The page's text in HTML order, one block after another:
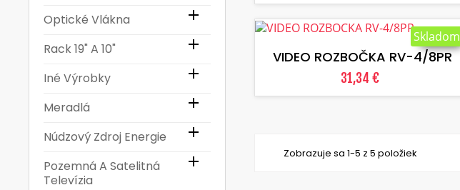
Optické Vlákna 
Rack 19" A 10" 
Iné Výrobky 
Meradlá 
Núdzový Zdroj Energie 
Pozemná A Satelitná
Televízia

VLOŽIŤ DO KOŠÍKA
VIDEO ROZBOČKA RV-4/8PR
31,34 €
Skladom
Zobrazuje sa 1-5 z 5 položiek